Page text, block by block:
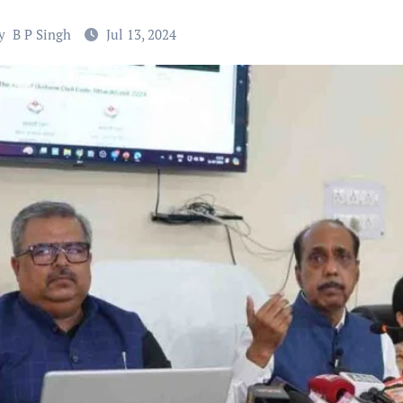
B P Singh Jul 13, 2024